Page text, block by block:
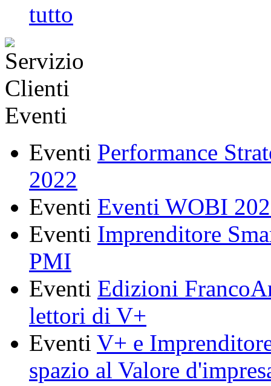
Eventi
Eventi Performance
2022
Eventi Eventi WOBI
Eventi Imprenditore
PMI
Eventi Edizioni
lettori di V+
Eventi V+ e
spazio al Valore